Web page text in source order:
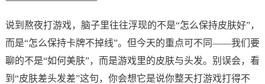
说到熬夜打游戏，脑子里往往浮现的不是“怎么保持皮肤好”，
而是“怎么保持卡牌不掉线”。但今天的重点可不同——我们要
聊的不是“如何美肤”，而是游戏里的皮肤与头发。别误会，看
到“皮肤差头发差”这句，你会想它是说你整天打游戏打得不